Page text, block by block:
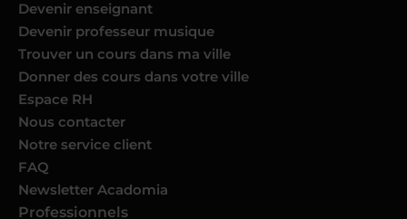
Devenir enseignant
Devenir professeur musique
Trouver un cours dans ma ville
Donner des cours dans votre ville
Espace RH
Nous contacter
Notre service client
FAQ
Newsletter Acadomia
Professionnels